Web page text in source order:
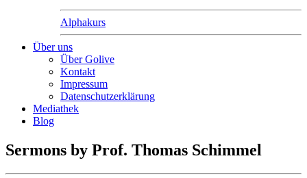
Alphakurs
Über uns
Über Golive
Kontakt
Impressum
Datenschutzerklärung
Mediathek
Blog
Sermons by Prof. Thomas Schimmel